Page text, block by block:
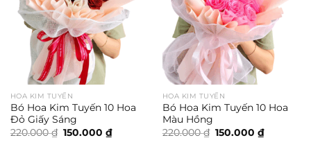
HOA KIM TUYẾN
Bó Hoa Kim Tuyến 10 Hoa
Đỏ Giấy Sáng
220.000₫ Giá
150.000 ₫Giá
hiện
HOA KIM TUYẾN
Bó Hoa Kim Tuyến 10 Hoa
Màu Hồng
220.000₫ Giá
150.000 ₫Giá
hiện